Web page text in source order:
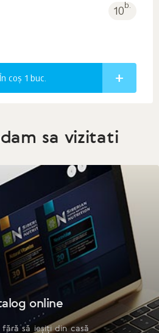
10b.
În coș 1 buc.
sa vizitati
online
să ieșiți din casă